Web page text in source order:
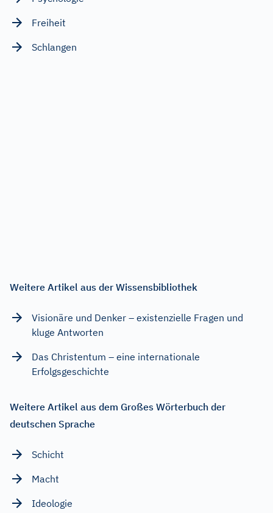
Freiheit
Schlangen
Weitere Artikel aus der Wissensbibliothek
Visionäre und Denker – existenzielle Fragen und
kluge Antworten
Das Christentum – eine internationale
Erfolgsgeschichte
Weitere Artikel aus dem Großes Wörterbuch der
deutschen Sprache
Schicht
Macht
Ideologie